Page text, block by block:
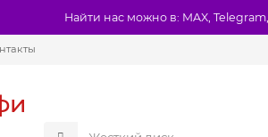
Найти нас можно в: MAX,